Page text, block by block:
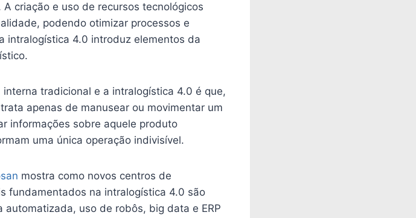
criação e uso de recursos tecnológicos
podendo otimizar processos e
intralogística 4.0 introduz elementos da
tradicional e a intralogística 4.0 é que,
apenas de manusear ou movimentar um
informações sobre aquele produto
uma única operação indivisível.
mostra como novos centros de
fundamentados na intralogística 4.0 são
uso de robôs, big data e ERP